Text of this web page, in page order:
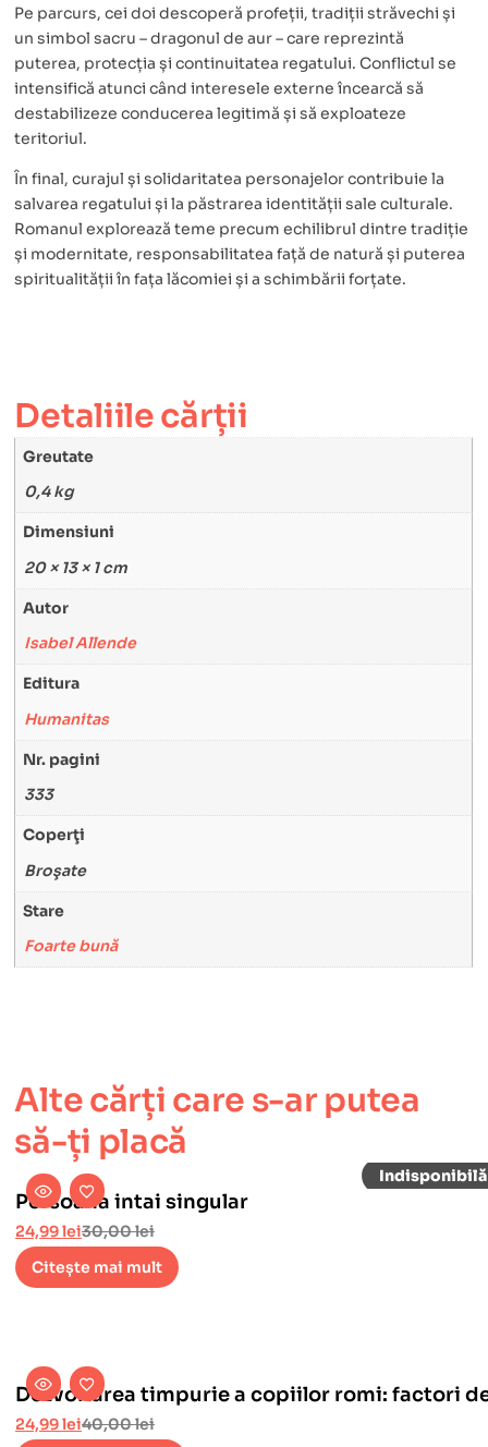
Pe parcurs, cei doi descoperă profeții, tradiții străvechi și
un simbol sacru – dragonul de aur – care reprezintă
puterea, protecția și continuitatea regatului. Conflictul se
intensifică atunci când interesele externe încearcă să
destabilizeze conducerea legitimă și să exploateze
teritoriul.
În final, curajul și solidaritatea personajelor contribuie la
salvarea regatului și la păstrarea identității sale culturale.
Romanul explorează teme precum echilibrul dintre tradiție
și modernitate, responsabilitatea față de natură și puterea
spiritualității în fața lăcomiei și a schimbării forțate.
Detaliile cărții
Greutate
0,4 kg
Dimensiuni
20 × 13 × 1 cm
Autor
Isabel Allende
Editura
Humanitas
Nr. pagini
333
Coperţi
Broşate
Stare
Foarte bună
Alte cărți care s-ar putea
să-ți placă
Persoana intai singular
30,00lei
24,99lei
Citește mai mult
Dezvoltarea timpurie a copiilor romi: factori
40,00lei
24,99lei